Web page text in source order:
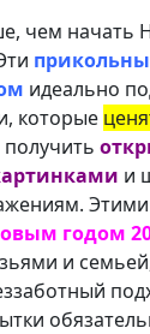
чем начать
идеально
которые
и
Этими
годом
и